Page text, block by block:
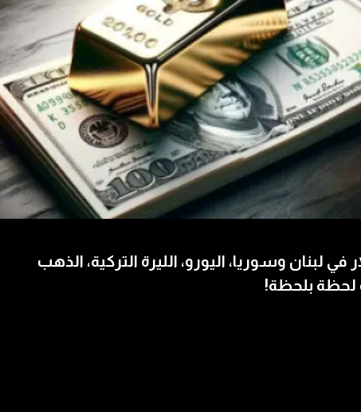
في لبنان وسوريا، اليورو، الليرة التركية، الذهب
لحظة بلحظة!